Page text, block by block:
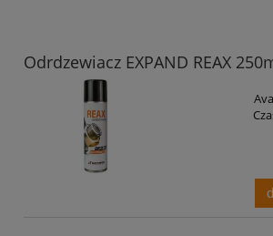
Odrdzewiacz EXPAND REAX